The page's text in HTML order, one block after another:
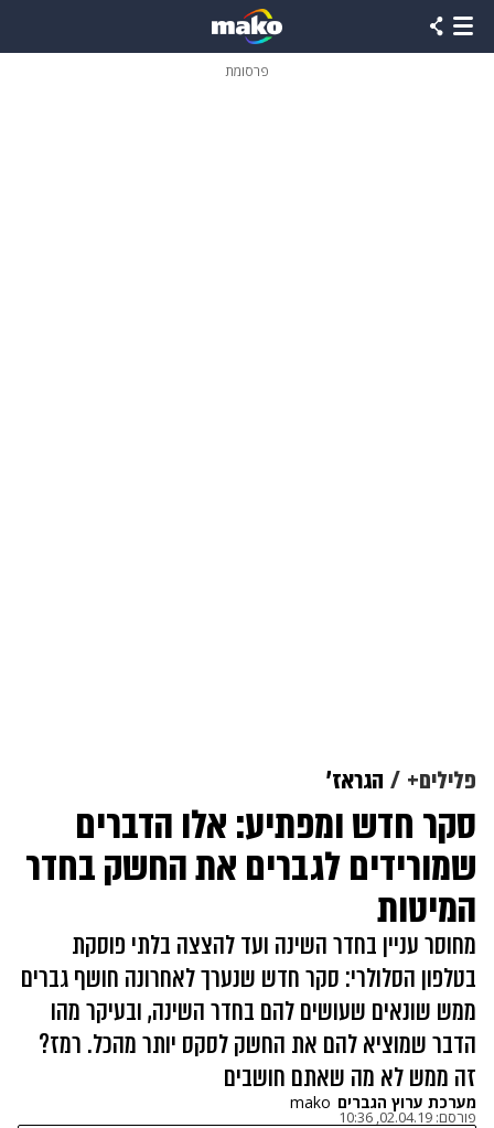
פרסומת
פלילים+ הגראז'
סקר חדש ומפתיע: אלו הדברים
שמורידים לגברים את החשק בחדר
המיטות
מחוסר עניין בחדר השינה ועד להצצה בלתי פוסקת
בטלפון הסלולרי: סקר חדש שנערך לאחרונה חושף גברים
ממש שונאים שעושים להם בחדר השינה, ובעיקר מהו
הדבר שמוציא להם את החשק לסקס יותר מהכל. רמז?
זה ממש לא מה שאתם חושבים
מערכת ערוץ הגברים mako
פורסם: 02.04.19, 10:36